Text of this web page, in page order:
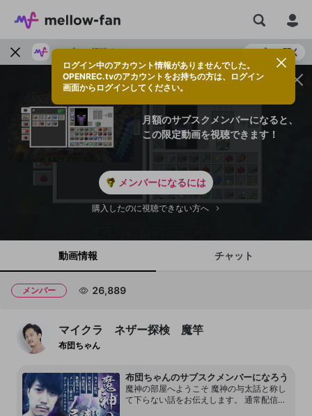
アプリで視聴する アプリで開く
月額のサブスクメンバーになると、
この限定動画を視聴できます！
メンバーになるには
購入したのに視聴できない方へ
動画情報 チャット
メンバー 26,889
マイクラ ネザー探検 魔竿
布団ちゃん
布団ちゃんのサブスクメンバーになろう
魔神の部屋へようこそ 魔神の与太話と称し
て下らない話をお伝えします。 通常配信で
ログイン中のアカウント情報がありませんでした。
OPENREC.tvのアカウントをお持ちの方は、ログイン
画面からログインしてください。